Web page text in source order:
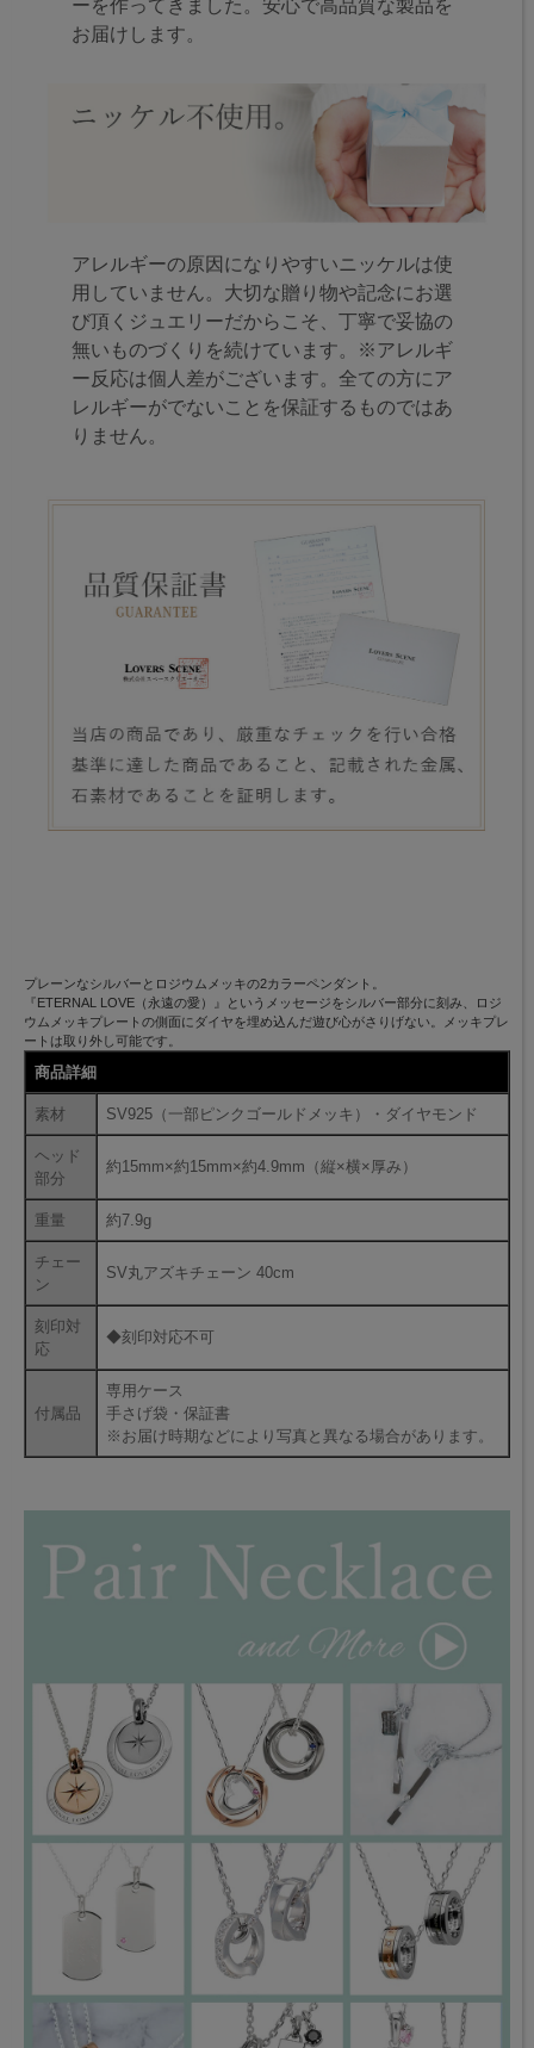
ーを作ってきました。安心で高品質な製品を
お届けします。
アレルギーの原因になりやすいニッケルは使
用していません。大切な贈り物や記念にお選
び頂くジュエリーだからこそ、丁寧で妥協の
無いものづくりを続けています。※アレルギ
ー反応は個人差がございます。全ての方にア
レルギーがでないことを保証するものではあ
りません。
プレーンなシルバーとロジウムメッキの2カラーペンダント。
『ETERNAL LOVE（永遠の愛）』というメッセージをシルバー部分に刻み、ロジ
ウムメッキプレートの側面にダイヤを埋め込んだ遊び心がさりげない。メッキプレ
ートは取り外し可能です。
商品詳細
素材 SV925（一部ピンクゴールドメッキ）・ダイヤモンド
ヘッド
部分
約15mm×約15mm×約4.9mm（縦×横×厚み）
重量 約7.9g
チェー
ン
SV丸アズキチェーン 40cm
刻印対
応
◆刻印対応不可
付属品
専用ケース
手さげ袋・保証書
※お届け時期などにより写真と異なる場合があります。